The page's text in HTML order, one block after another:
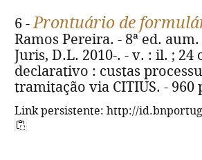
6 -Prontuário de
Ramos Pereira. - 8ª ed.
Juris, D.L. 2010-. - v. : il. ; 24
declarativo : custas
tramitação via CITIUS. - 960
Link persistente: http://